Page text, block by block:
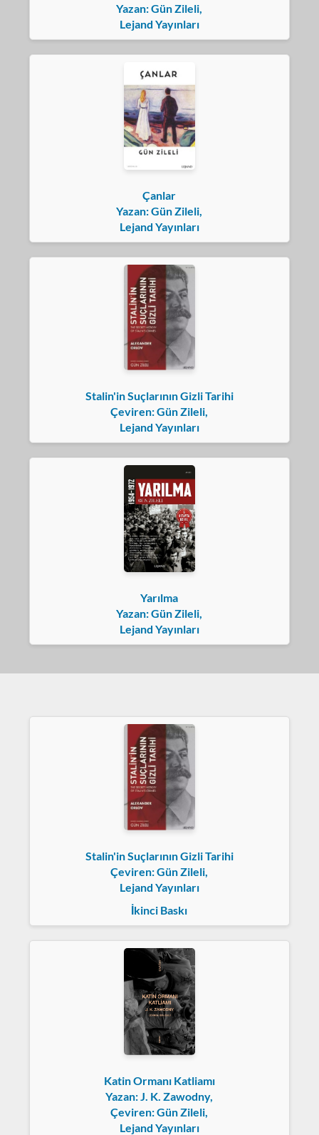
Yazan: Gün Zileli,
Lejand Yayınları
Çanlar
Yazan: Gün Zileli,
Lejand Yayınları
Stalin'in Suçlarının Gizli Tarihi
Çeviren: Gün Zileli,
Lejand Yayınları
Yarılma
Yazan: Gün Zileli,
Lejand Yayınları
Stalin'in Suçlarının Gizli Tarihi
Çeviren: Gün Zileli,
Lejand Yayınları
İkinci Baskı
Katin Ormanı Katliamı
Yazan: J. K. Zawodny,
Çeviren: Gün Zileli,
Lejand Yayınları